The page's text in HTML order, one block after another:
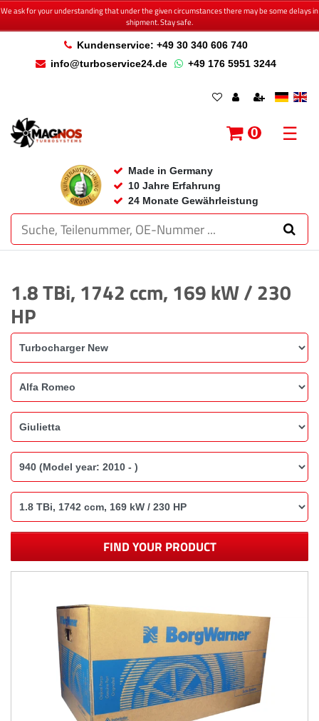
We ask for your understanding that under the given circumstances there may be some delays in
shipment. Stay safe.
Kundenservice: +49 30 340 606 740
info@turboservice24.de
+49 176 5951 3244
Made in Germany
10 Jahre Erfahrung
24 Monate Gewährleistung
0 ☰
1.8 TBi, 1742 ccm, 169 kW / 230
HP
FIND YOUR PRODUCT